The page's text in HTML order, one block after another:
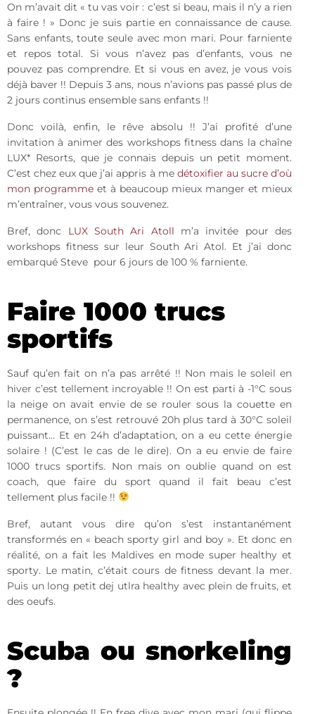
On m’avait dit « tu vas voir : c’est si beau, mais il n’y a rien
à faire ! » Donc je suis partie en connaissance de cause.
Sans enfants, toute seule avec mon mari. Pour farniente
et repos total. Si vous n’avez pas d’enfants, vous ne
pouvez pas comprendre. Et si vous en avez, je vous vois
déjà baver !! Depuis 3 ans, nous n’avions pas passé plus de
2 jours continus ensemble sans enfants !!
Donc voilà, enfin, le rêve absolu !! J’ai profité d’une
invitation à animer des workshops fitness dans la chaîne
LUX* Resorts, que je connais depuis un petit moment.
C’est chez eux que j’ai appris à me détoxifier au sucre d’où
mon programme et à beaucoup mieux manger et mieux
m’entraîner, vous vous souvenez.
Bref, donc LUX South Ari Atoll m’a invitée pour des
workshops fitness sur leur South Ari Atol. Et j’ai donc
embarqué Steve pour 6 jours de 100 % farniente.
Faire 1000 trucs
sportifs
Sauf qu’en fait on n’a pas arrêté !! Non mais le soleil en
hiver c’est tellement incroyable !! On est parti à -1°C sous
la neige on avait envie de se rouler sous la couette en
permanence, on s’est retrouvé 20h plus tard à 30°C soleil
puissant… Et en 24h d’adaptation, on a eu cette énergie
solaire ! (C’est le cas de le dire). On a eu envie de faire
1000 trucs sportifs. Non mais on oublie quand on est
coach, que faire du sport quand il fait beau c’est
tellement plus facile !!
Bref, autant vous dire qu’on s’est instantanément
transformés en « beach sporty girl and boy ». Et donc en
réalité, on a fait les Maldives en mode super healthy et
sporty. Le matin, c’était cours de fitness devant la mer.
Puis un long petit dej utlra healthy avec plein de fruits, et
des oeufs.
Scuba ou snorkeling
?